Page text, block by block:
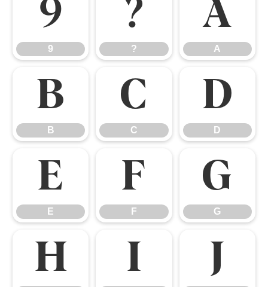
9
9
?
?
A
A
B
B
C
C
D
D
E
E
F
F
G
G
H I J